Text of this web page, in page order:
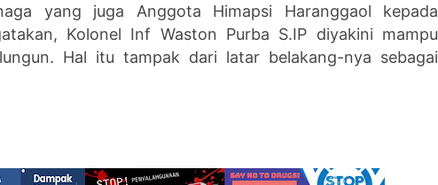
yang juga Anggota Himapsi Haranggaol kepada
Kolonel Inf Waston Purba S.IP diyakini mampu
Hal itu tampak dari latar belakang-nya sebagai